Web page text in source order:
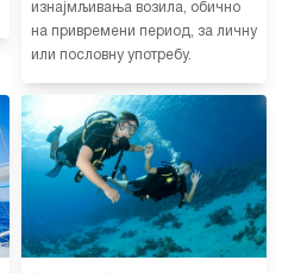
изнајмљивања возила, обично
на привремени период, за личну
или пословну употребу.